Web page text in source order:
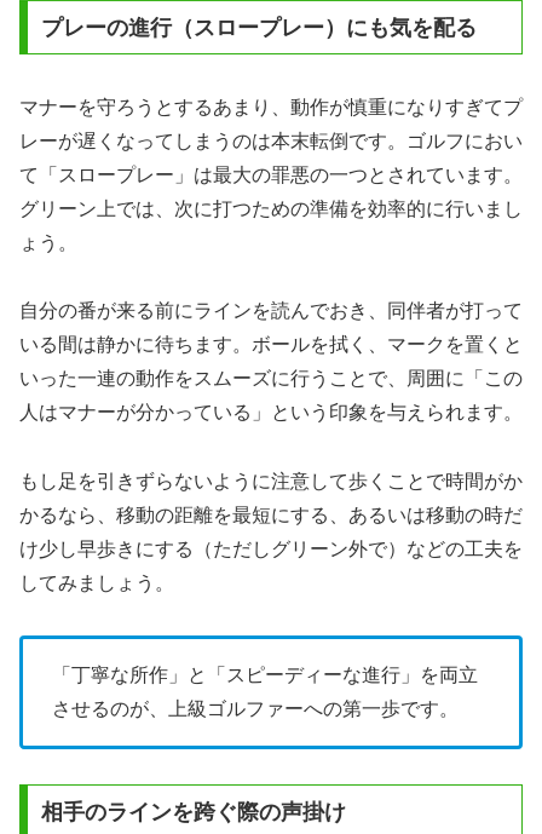
プレーの進行（スロープレー）にも気を配る
マナーを守ろうとするあまり、動作が慎重になりすぎてプ
レーが遅くなってしまうのは本末転倒です。ゴルフにおい
て「スロープレー」は最大の罪悪の一つとされています。
グリーン上では、次に打つための準備を効率的に行いまし
ょう。
自分の番が来る前にラインを読んでおき、同伴者が打って
いる間は静かに待ちます。ボールを拭く、マークを置くと
いった一連の動作をスムーズに行うことで、周囲に「この
人はマナーが分かっている」という印象を与えられます。
もし足を引きずらないように注意して歩くことで時間がか
かるなら、移動の距離を最短にする、あるいは移動の時だ
け少し早歩きにする（ただしグリーン外で）などの工夫を
してみましょう。
「丁寧な所作」と「スピーディーな進行」を両立
させるのが、上級ゴルファーへの第一歩です。
相手のラインを跨ぐ際の声掛け